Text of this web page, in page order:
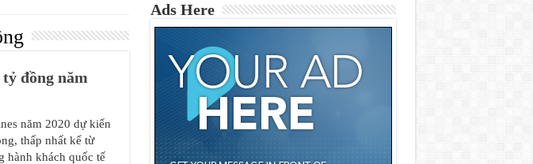
đồng năm
năm 2020 dự kiến
thấp nhất kể từ
hành khách quốc tế
Ads Here